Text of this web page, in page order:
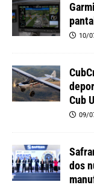
10/
Cub
09/
dos